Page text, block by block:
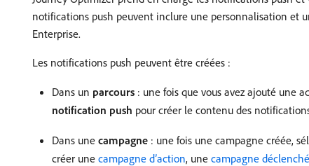
notifications push peuvent inclure une personnalisation et
Enterprise.
Les notifications push peuvent être créées :
Dans un parcours : une fois que vous avez ajouté une
notification push pour créer le contenu des
Dans une campagne : une fois une campagne créée,
créer une campagne d’action, une campagne